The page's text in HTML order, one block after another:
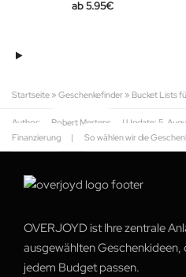
5.95€
Startseite » Geschenkefinder » Bucket Lists
Author: Robert Mertens | Update: 5.
Finanzierung
| So wählen wir die
OVERJOYD ist Ihre zentrale
ausgewählten Geschenkideen,
jedem Budget passen.